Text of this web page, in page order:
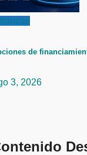
de
3, 2026